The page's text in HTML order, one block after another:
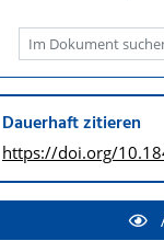
Dauerhaft zitieren
https://doi.org/